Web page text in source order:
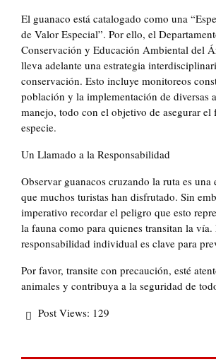
El guanaco está catalogado como una
de Valor Especial”. Por ello, el
Conservación y Educación Ambiental del
lleva adelante una estrategia
conservación. Esto incluye monitoreos
población y la implementación de diversas
manejo, todo con el objetivo de asegurar el
especie.
Un Llamado a la Responsabilidad
Observar guanacos cruzando la ruta es una
que muchos turistas han disfrutado. Sin
imperativo recordar el peligro que esto
la fauna como para quienes transitan la vía.
responsabilidad individual es clave para
Por favor, transite con precaución, esté
animales y contribuya a la seguridad de
Post Views: 129